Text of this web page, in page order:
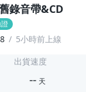
錄音帶&CD
5小時前上線
出貨速度
-- 天